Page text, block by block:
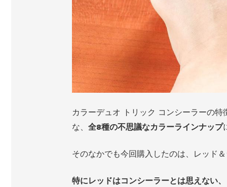
カラーデュオ トリック コンシーラーの
な、 全8種の不思議なカラーラインナップ
そのなかでも今回購入したのは、レッド
特にレッドはコンシーラーとは思えない